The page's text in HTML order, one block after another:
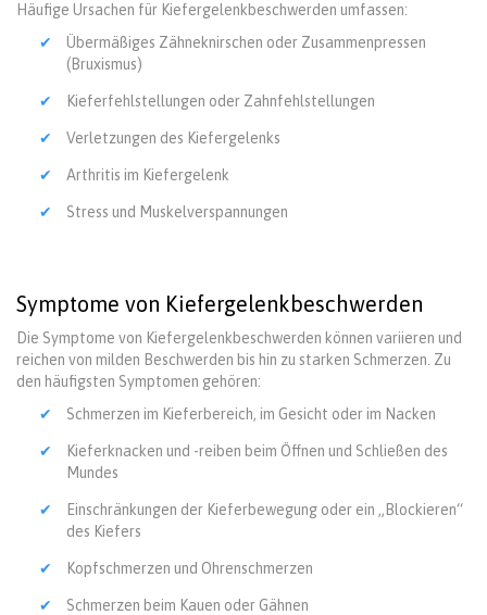
Häufige Ursachen für Kiefergelenkbeschwerden umfassen:
Übermäßiges Zähneknirschen oder Zusammenpressen
(Bruxismus)
Kieferfehlstellungen oder Zahnfehlstellungen
Verletzungen des Kiefergelenks
Arthritis im Kiefergelenk
Stress und Muskelverspannungen
Symptome von Kiefergelenkbeschwerden
Die Symptome von Kiefergelenkbeschwerden können variieren und
reichen von milden Beschwerden bis hin zu starken Schmerzen. Zu
den häufigsten Symptomen gehören:
Schmerzen im Kieferbereich, im Gesicht oder im Nacken
Kieferknacken und -reiben beim Öffnen und Schließen des
Mundes
Einschränkungen der Kieferbewegung oder ein „Blockieren“
des Kiefers
Kopfschmerzen und Ohrenschmerzen
Schmerzen beim Kauen oder Gähnen